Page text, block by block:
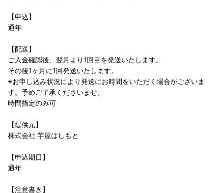
【申込】
通年
【配送】
ご入金確認後、翌月より1回目を発送いたします。
その後1ヶ月に1回発送いたします。
※お申し込み状況により発送にお時間をいただく場合がございま
す。予めご了承くださいませ。
時間指定のみ可
【提供元】
株式会社 芋屋はしもと
【申込期日】
通年
【注意書き】